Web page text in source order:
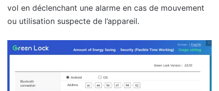
vol en déclenchant une alarme en cas de mouvement
ou utilisation suspecte de l’appareil.